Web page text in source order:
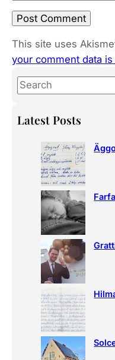
This site uses
your comment data
S
a
Latest Posts